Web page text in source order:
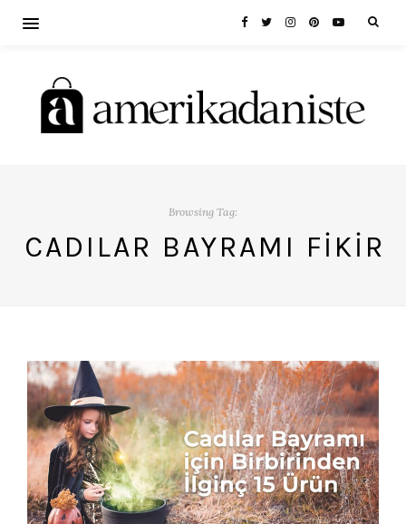
Browsing Tag:
CADILAR BAYRAMI FIKIR